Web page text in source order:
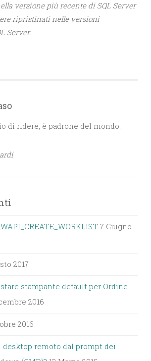
versione più recente di SQL Server
ripristinati nelle versioni
Server.
di ridere, è padrone del mondo.
7 Giugno
2017
stampante default per Ordine
2016
2016
desktop remoto dal prompt dei